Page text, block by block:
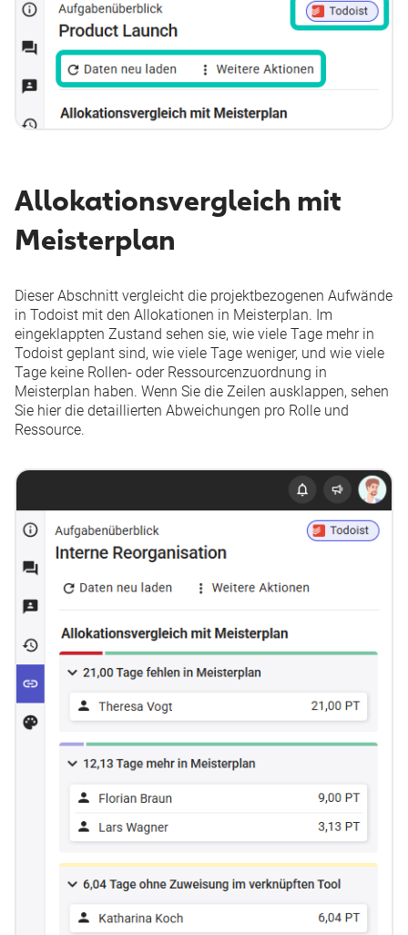
Allokationsvergleich mit
Meisterplan
Dieser Abschnitt vergleicht die projektbezogenen Aufwände
in Todoist mit den Allokationen in Meisterplan. Im
eingeklappten Zustand sehen sie, wie viele Tage mehr in
Todoist geplant sind, wie viele Tage weniger, und wie viele
Tage keine Rollen- oder Ressourcenzuordnung in
Meisterplan haben. Wenn Sie die Zeilen ausklappen, sehen
Sie hier die detaillierten Abweichungen pro Rolle und
Ressource.